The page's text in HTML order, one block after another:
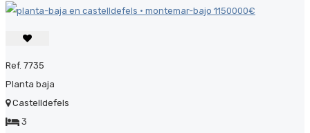
Ref. 7735
Planta baja
Castelldefels
3